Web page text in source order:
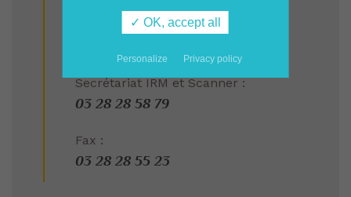
Secrétariat IRM et Scanner :
03 28 28 58 79
Fax :
03 28 28 55 23
✓ OK, accept all
Personalize Privacy policy